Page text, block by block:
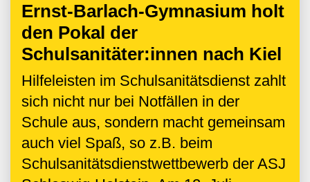
Ernst-Barlach-Gymnasium holt
den Pokal der
Schulsanitäter:innen nach Kiel
Hilfeleisten im Schulsanitätsdienst zahlt
sich nicht nur bei Notfällen in der
Schule aus, sondern macht gemeinsam
auch viel Spaß, so z.B. beim
Schulsanitätsdienstwettbewerb der ASJ